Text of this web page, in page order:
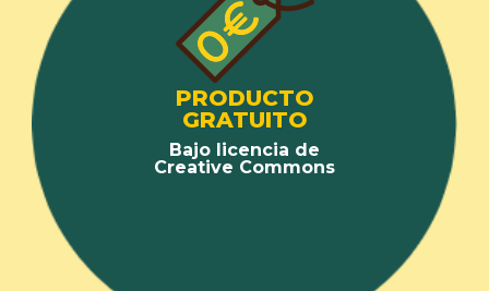
PRODUCTO
GRATUITO
Bajo licencia de
Creative Commons